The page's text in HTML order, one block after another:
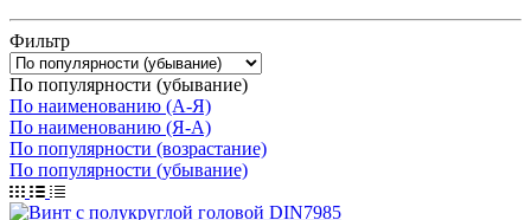
Фильтр
По популярности (убывание)
По наименованию (А-Я)
По наименованию (Я-А)
По популярности (возрастание)
По популярности (убывание)